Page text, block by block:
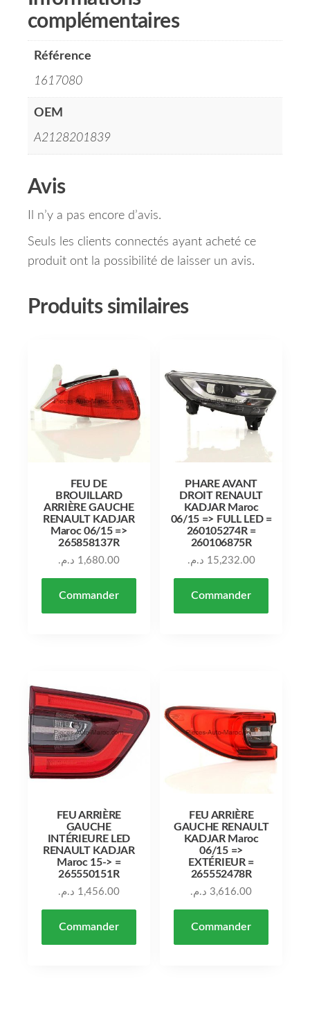
complémentaires
Référence
1617080
OEM
A2128201839
Avis
Il n’y a pas encore d’avis.
Seuls les clients connectés ayant acheté ce
produit ont la possibilité de laisser un avis.
Produits similaires
FEU DE
BROUILLARD
ARRIÈRE GAUCHE
RENAULT KADJAR
Maroc 06/15 =>
265858137R
1,680.00 د.م.
Commander
PHARE AVANT
DROIT RENAULT
KADJAR Maroc
06/15 => FULL LED =
260105274R =
260106875R
15,232.00 د.م.
Commander
FEU ARRIÈRE
GAUCHE
INTÉRIEURE LED
RENAULT KADJAR
Maroc 15-> =
265550151R
1,456.00 د.م.
Commander
FEU ARRIÈRE
GAUCHE RENAULT
KADJAR Maroc
06/15 =>
EXTÉRIEUR =
265552478R
3,616.00 د.م.
Commander